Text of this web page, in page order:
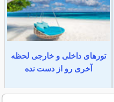
تورهای داخلی و خارجی لحظه
آخری رو از دست نده